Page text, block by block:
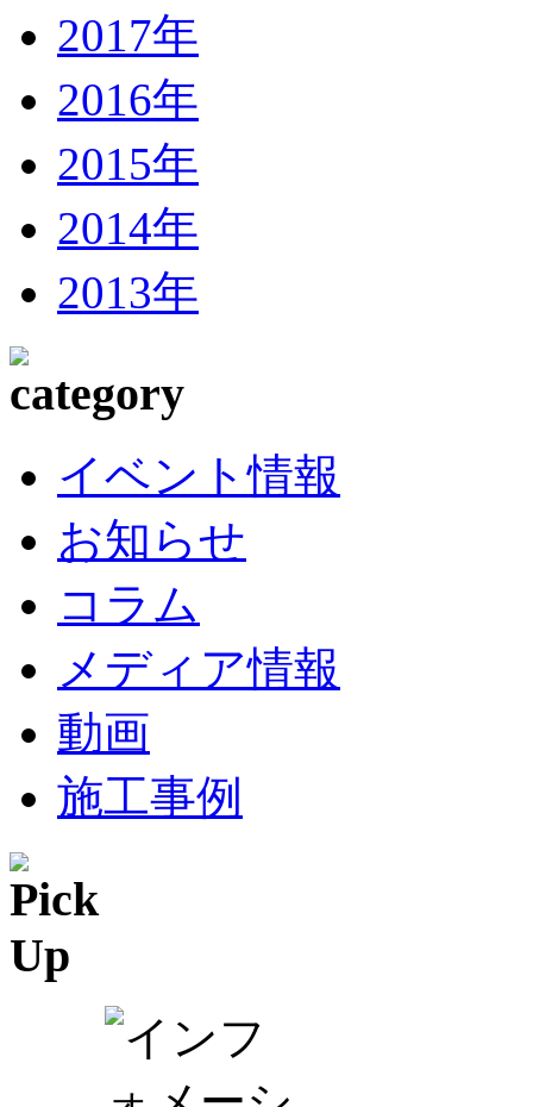
2017年
2016年
2015年
2014年
2013年
イベント情報
お知らせ
コラム
メディア情報
動画
施工事例